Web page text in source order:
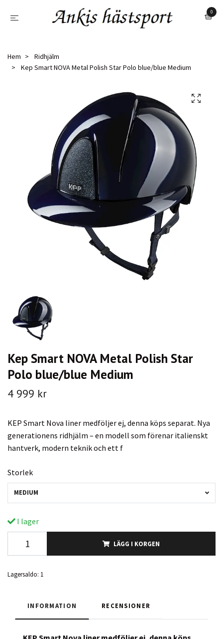
0
Hem
Ridhjälm
Kep Smart NOVA Metal Polish Star Polo blue/blue Medium
Kep Smart NOVA Metal Polish Star
Polo blue/blue Medium
4 999 kr
KEP Smart Nova liner medföljer ej, denna köps separat. Nya
generationens ridhjälm – en modell som förenar italienskt
hantverk, modern teknik och ett f
Storlek
MEDIUM
I lager
LÄGG I KORGEN
Lagersaldo: 1
INFORMATION RECENSIONER